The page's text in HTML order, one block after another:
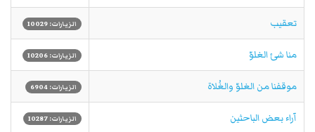
تعقيب الزيارات: 10029
منا شئ الغلوّ الزيارات: 10206
موقفنا من الغلوّ والغُلاة الزيارات: 6904
آراء بعض الباحثين الزيارات: 10287